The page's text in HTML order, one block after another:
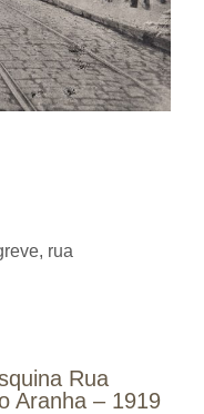
, rua
Rua
Aranha – 1919